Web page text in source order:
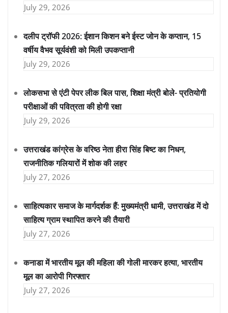
July 29, 2026
दलीप ट्रॉफी 2026: ईशान किशन बने ईस्ट जोन के कप्तान, 15
वर्षीय वैभव सूर्यवंशी को मिली उपकप्तानी
July 29, 2026
लोकसभा से एंटी पेपर लीक बिल पास, शिक्षा मंत्री बोले- प्रतियोगी
परीक्षाओं की पवित्रता की होगी रक्षा
July 29, 2026
उत्तराखंड कांग्रेस के वरिष्ठ नेता हीरा सिंह बिष्ट का निधन,
राजनीतिक गलियारों में शोक की लहर
July 27, 2026
साहित्यकार समाज के मार्गदर्शक हैं: मुख्यमंत्री धामी, उत्तराखंड में दो
साहित्य ग्राम स्थापित करने की तैयारी
July 27, 2026
कनाडा में भारतीय मूल की महिला की गोली मारकर हत्या, भारतीय
मूल का आरोपी गिरफ्तार
July 27, 2026